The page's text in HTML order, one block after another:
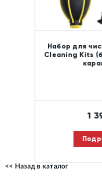
77mm
<< Назад в каталог